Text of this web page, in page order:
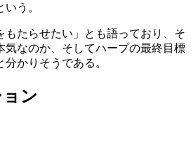
う。
もたらせたい」とも語っており、そ
気なのか、そしてハープの最終目標
かりそうである。
ン